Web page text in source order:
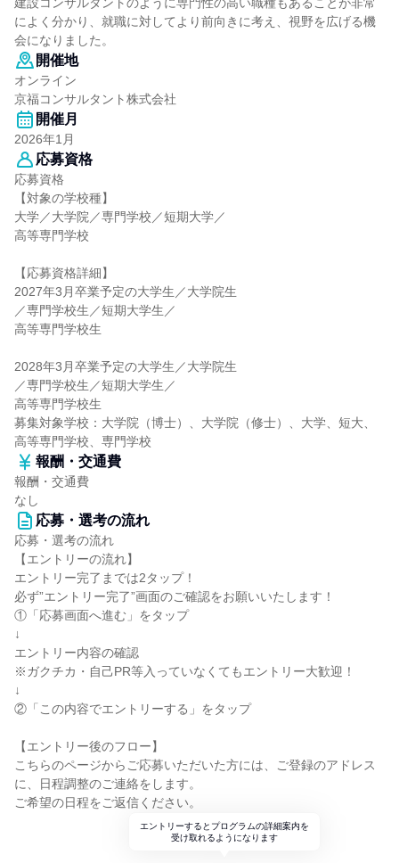
によく分かり、就職に対してより前向きに考え、視野を広げる機
会になりました。
開催地
オンライン
京福コンサルタント株式会社
開催月
2026年1月
応募資格
応募資格
【対象の学校種】
大学／大学院／専門学校／短期大学／
高等専門学校
【応募資格詳細】
2027年3月卒業予定の大学生／大学院生
／専門学校生／短期大学生／
高等専門学校生
2028年3月卒業予定の大学生／大学院生
／専門学校生／短期大学生／
高等専門学校生
募集対象学校：大学院（博士）、大学院（修士）、大学、短大、
高等専門学校、専門学校
報酬・交通費
報酬・交通費
なし
応募・選考の流れ
応募・選考の流れ
【エントリーの流れ】
エントリー完了までは2タップ！
必ず”エントリー完了”画面のご確認をお願いいたします！
①「応募画面へ進む」をタップ
↓
エントリー内容の確認
※ガクチカ・自己PR等入っていなくてもエントリー大歓迎！
↓
②「この内容でエントリーする」をタップ
【エントリー後のフロー】
こちらのページからご応募いただいた方には、ご登録のアドレス
に、日程調整のご連絡をします。
ご希望の日程をご返信ください。
エントリーするとプログラムの詳細案内を
受け取れるようになります